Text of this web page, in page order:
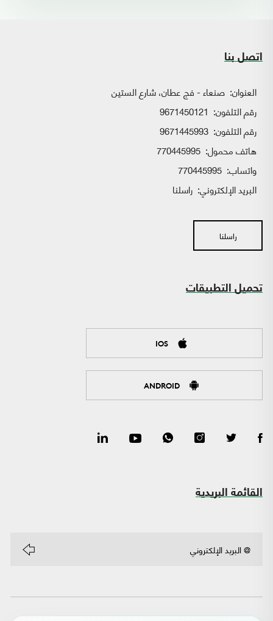
اتصل بنا
العنوان: صنعاء - فج عطان، شارع الستين
رقم التلفون: 9671450121
رقم التلفون: 9671445993
هاتف محمول: 770445995
واتساب:
البريد الإلكتروني: راسلنا
راسلنا
تحميل التطبيقات
IOS
ANDROID
القائمة البريدية